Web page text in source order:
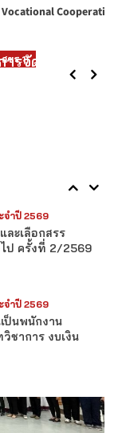
and Practice Forum
ขร.1)
จำเดือน
รจัดซื้อจัด
–
ำปี 2569
อบแข่งขันเป็น
ระเภทวิชาการ
ระเภทวิชาการ
จำปี 2569
ละเลือกสรร
ป ครั้งที่ 2/2569
จำปี 2569
ป็นพนักงาน
ชาการ งบเงิน
ป็นพนักงาน
ชาการ งบเงิน